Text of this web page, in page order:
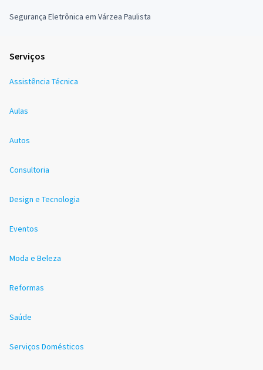
Segurança Eletrônica em Várzea Paulista
Serviços
Assistência Técnica
Aulas
Autos
Consultoria
Design e Tecnologia
Eventos
Moda e Beleza
Reformas
Saúde
Serviços Domésticos